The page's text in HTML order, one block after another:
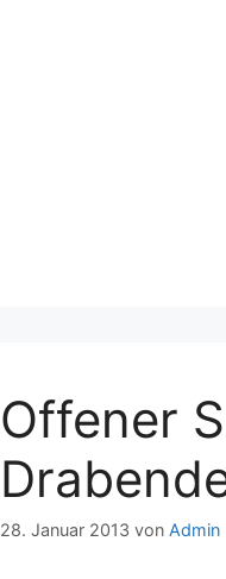
Offener
28. Januar 2013 von Admin